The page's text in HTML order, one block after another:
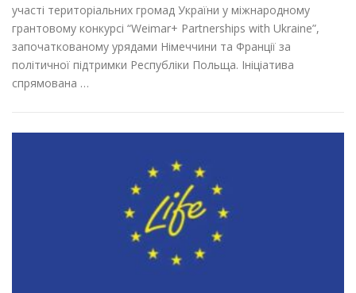
участі територіальних громад України у міжнародному
грантовому конкурсі “Weimar+ Partnerships with Ukraine”,
започаткованому урядами Німеччини та Франції за
політичної підтримки Республіки Польща. Ініціатива
спрямована …